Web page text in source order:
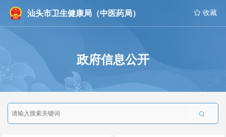
汕头市卫生健康局（中医药局）  收藏
政府信息公开
